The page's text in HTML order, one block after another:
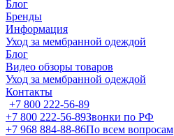
Блог
Бренды
Информация
Уход за мембранной одеждой
Блог
Видео обзоры товаров
Уход за мембранной одеждой
Контакты
+7 800 222-56-89
+7 800 222-56-89Звонки по РФ
+7 968 884-88-86По всем вопросам